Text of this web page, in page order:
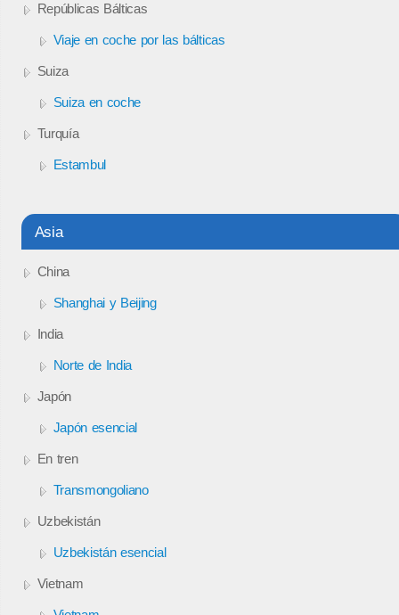
Repúblicas Bálticas
Viaje en coche por las bálticas
Suiza
Suiza en coche
Turquía
Estambul
Asia
China
Shanghai y Beijing
India
Norte de India
Japón
Japón esencial
En tren
Transmongoliano
Uzbekistán
Uzbekistán esencial
Vietnam